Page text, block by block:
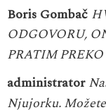
Boris Gombač
ODGOVORU,
PRATIM
administrator
Njujorku.